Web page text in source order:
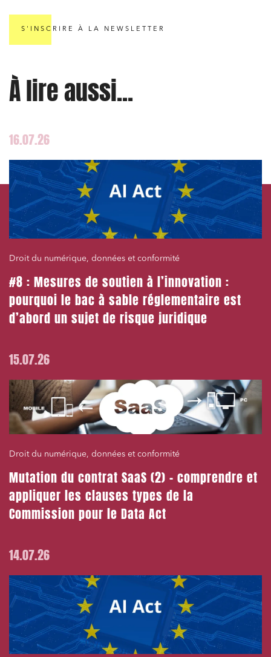
S'INSCRIRE À LA NEWSLETTER
À lire aussi...
16.07.26
Droit du numérique, données et conformité
#8 : Mesures de soutien à l’innovation :
pourquoi le bac à sable réglementaire est
d’abord un sujet de risque juridique
15.07.26
Droit du numérique, données et conformité
Mutation du contrat SaaS (2) – comprendre et
appliquer les clauses types de la
Commission pour le Data Act
14.07.26